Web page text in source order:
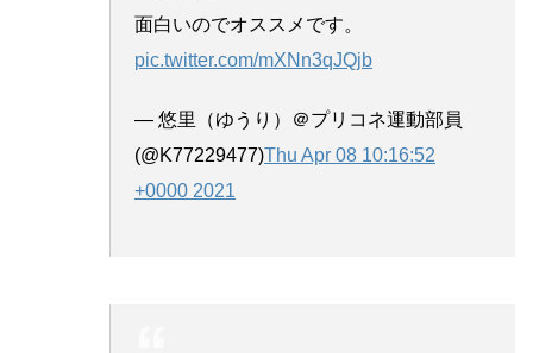
面白いのでオススメです。
pic.twitter.com/mXNn3qJQjb
— 悠里（ゆうり）＠プリコネ運動部員
(@K77229477)Thu Apr 08 10:16:52
+0000 2021